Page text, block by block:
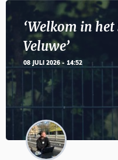
‘Welkom in
Veluwe’
08 JULI 2026 - 14:52